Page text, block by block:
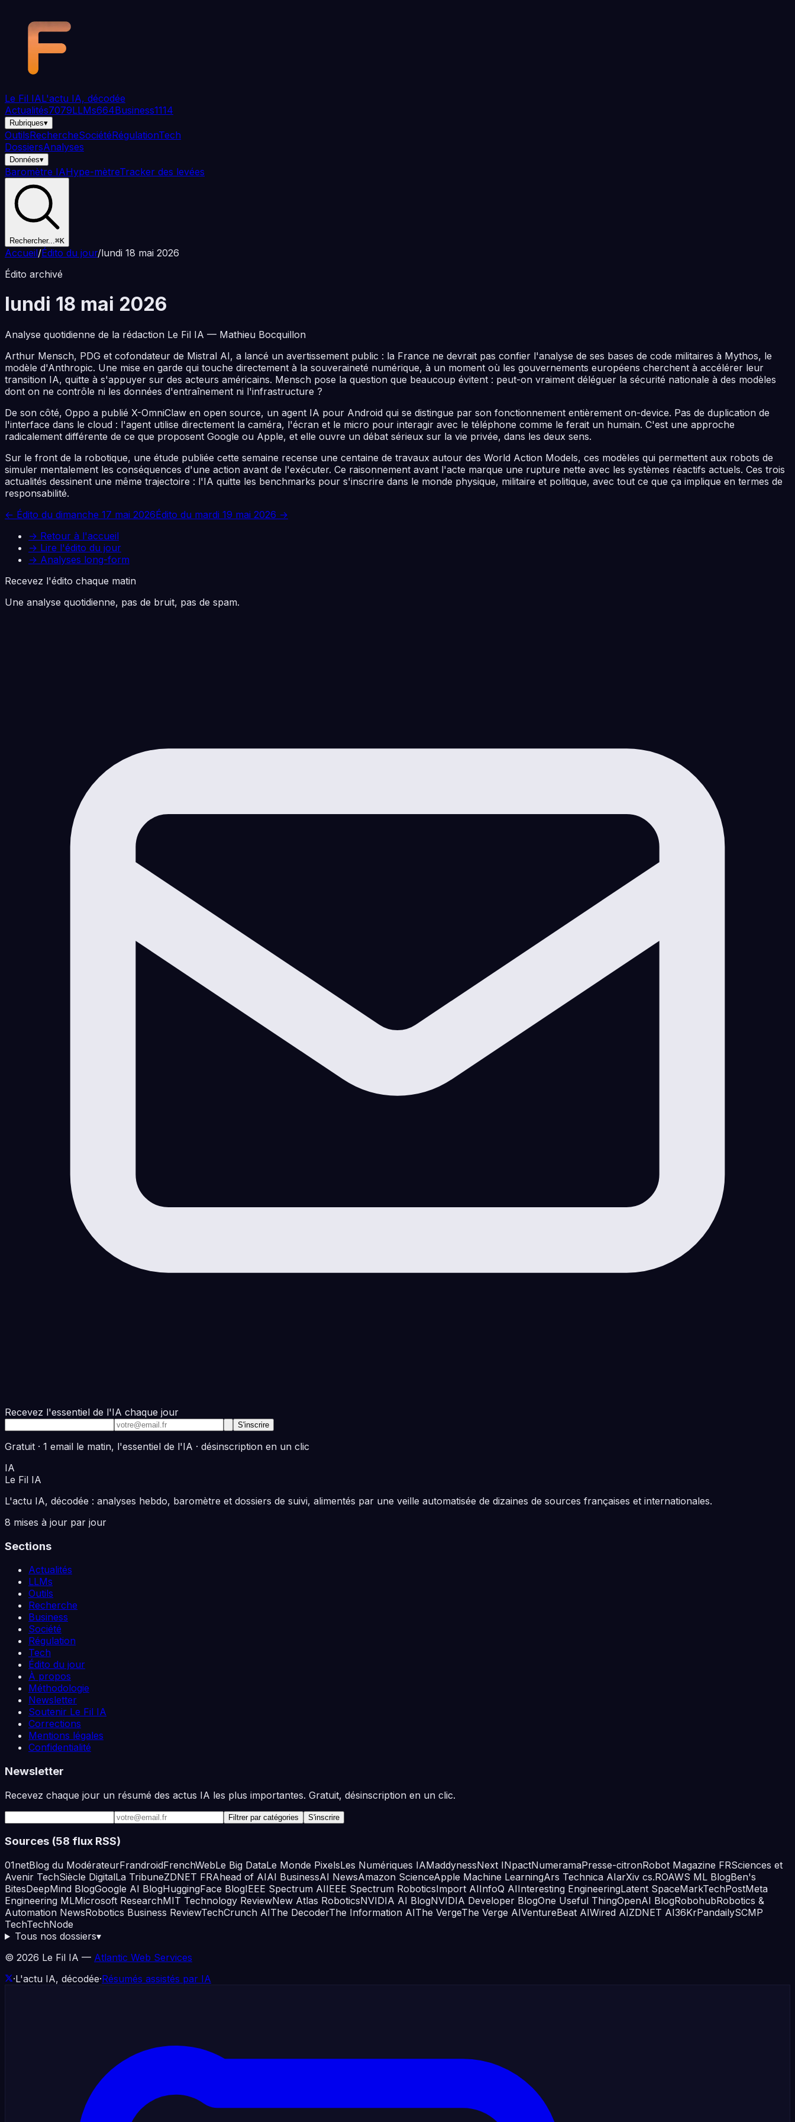
Le Fil IAL'actu IA, décodée
Actualités7079LLMs664Business1114
Rubriques▾
OutilsRechercheSociétéRégulationTech
DossiersAnalyses
Données▾
Baromètre IAHype-mètreTracker des levées
Rechercher...⌘K
Accueil/Édito du jour/lundi 18 mai 2026
Édito archivé
lundi 18 mai 2026
Analyse quotidienne de la rédaction Le Fil IA — Mathieu Bocquillon
Arthur Mensch, PDG et cofondateur de Mistral AI, a lancé un avertissement public : la France ne devrait pas confier l'analyse de ses bases de code militaires à Mythos, le
modèle d'Anthropic. Une mise en garde qui touche directement à la souveraineté numérique, à un moment où les gouvernements européens cherchent à accélérer leur
transition IA, quitte à s'appuyer sur des acteurs américains. Mensch pose la question que beaucoup évitent : peut-on vraiment déléguer la sécurité nationale à des modèles
dont on ne contrôle ni les données d'entraînement ni l'infrastructure ?
De son côté, Oppo a publié X-OmniClaw en open source, un agent IA pour Android qui se distingue par son fonctionnement entièrement on-device. Pas de duplication de
l'interface dans le cloud : l'agent utilise directement la caméra, l'écran et le micro pour interagir avec le téléphone comme le ferait un humain. C'est une approche
radicalement différente de ce que proposent Google ou Apple, et elle ouvre un débat sérieux sur la vie privée, dans les deux sens.
Sur le front de la robotique, une étude publiée cette semaine recense une centaine de travaux autour des World Action Models, ces modèles qui permettent aux robots de
simuler mentalement les conséquences d'une action avant de l'exécuter. Ce raisonnement avant l'acte marque une rupture nette avec les systèmes réactifs actuels. Ces trois
actualités dessinent une même trajectoire : l'IA quitte les benchmarks pour s'inscrire dans le monde physique, militaire et politique, avec tout ce que ça implique en termes de
responsabilité.
← Édito du dimanche 17 mai 2026Édito du mardi 19 mai 2026 →
→ Retour à l'accueil
→ Lire l'édito du jour
→ Analyses long-form
Recevez l'édito chaque matin
Une analyse quotidienne, pas de bruit, pas de spam.
Recevez l'essentiel de l'IA chaque jour
Adresse e-mail
S'inscrire
Gratuit · 1 email le matin, l'essentiel de l'IA · désinscription en un clic
IA
Le Fil IA
L'actu IA, décodée : analyses hebdo, baromètre et dossiers de suivi, alimentés par une veille automatisée de dizaines de sources françaises et internationales.
8 mises à jour par jour
Sections
Actualités
LLMs
Outils
Recherche
Business
Société
Régulation
Tech
Édito du jour
À propos
Méthodologie
Newsletter
Soutenir Le Fil IA
Corrections
Mentions légales
Confidentialité
Newsletter
Recevez chaque jour un résumé des actus IA les plus importantes. Gratuit, désinscription en un clic.
Adresse e-mail
Filtrer par catégories S'inscrire
Sources (58 flux RSS)
01netBlog du ModérateurFrandroidFrenchWebLe Big DataLe Monde PixelsLes Numériques IAMaddynessNext INpactNumeramaPresse-citronRobot Magazine FRSciences et
Avenir TechSiècle DigitalLa TribuneZDNET FRAhead of AIAI BusinessAI NewsAmazon ScienceApple Machine LearningArs Technica AIarXiv cs.ROAWS ML BlogBen's
BitesDeepMind BlogGoogle AI BlogHuggingFace BlogIEEE Spectrum AIIEEE Spectrum RoboticsImport AIInfoQ AIInteresting EngineeringLatent SpaceMarkTechPostMeta
Engineering MLMicrosoft ResearchMIT Technology ReviewNew Atlas RoboticsNVIDIA AI BlogNVIDIA Developer BlogOne Useful ThingOpenAI BlogRobohubRobotics &
Automation NewsRobotics Business ReviewTechCrunch AIThe DecoderThe Information AIThe VergeThe Verge AIVentureBeat AIWired AIZDNET AI36KrPandailySCMP
TechTechNode
Tous nos dossiers▾
© 2026 Le Fil IA — Atlantic Web Services
·L'actu IA, décodée·Résumés assistés par IA